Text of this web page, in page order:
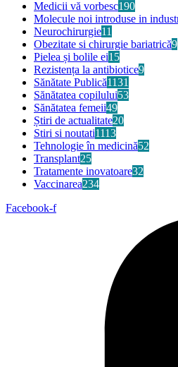
Medicii vă vorbesc190
Molecule noi introduse in
Neurochirurgie11
Obezitate si chirurgie bariatrică9
Pielea și bolile ei15
Rezistența la antibiotice9
Sănătate Publică1131
Sănătatea copilului53
Sănătatea femeii49
Știri de actualitate20
Stiri si noutati1113
Tehnologie în medicină52
Transplant25
Tratamente inovatoare32
Vaccinarea234
Facebook-f